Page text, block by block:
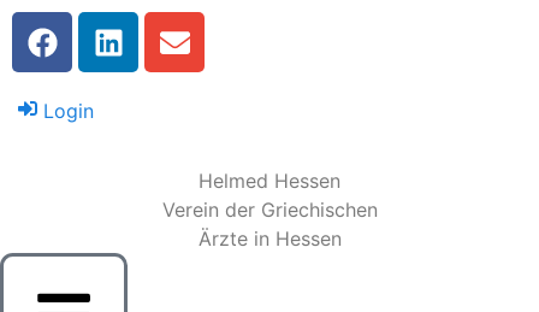
Login
Helmed Hessen
Verein der Griechischen
Ärzte in Hessen